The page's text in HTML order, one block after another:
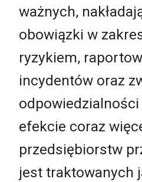
ważnych,
obowiązki w
ryzykiem,
incydentów oraz
odpowiedzialności
efekcie coraz
przedsiębiorstw
jest traktowanych